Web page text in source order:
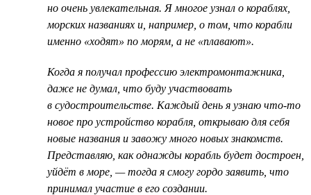
но очень увлекательная. Я многое узнал о кораблях,
морских названиях и, например, о том, что корабли
именно «ходят» по морям, а не «плавают».
Когда я получал профессию электромонтажника,
даже не думал, что буду участвовать
в судостроительстве. Каждый день я узнаю что-то
новое про устройство корабля, открываю для себя
новые названия и завожу много новых знакомств.
Представляю, как однажды корабль будет достроен,
уйдёт в море, — тогда я смогу гордо заявить, что
принимал участие в его создании.